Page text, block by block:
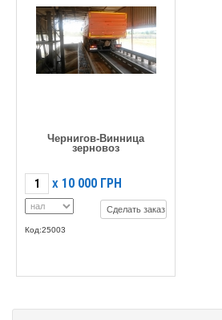
Чернигов-Винница
зерновоз
X 10 000 ГРН
Сделать заказ
Код:25003